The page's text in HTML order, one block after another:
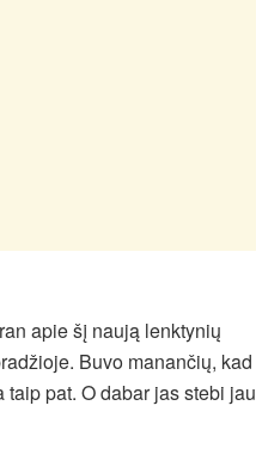
apie šį naują lenktynių
Buvo manančių, kad
pat. O dabar jas stebi jau